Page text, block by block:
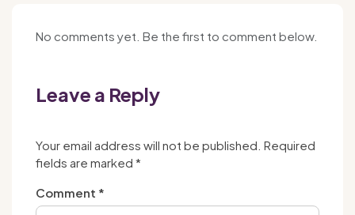
No comments yet. Be the first to comment below.
Leave a Reply
Your email address will not be published. Required
fields are marked *
Comment *